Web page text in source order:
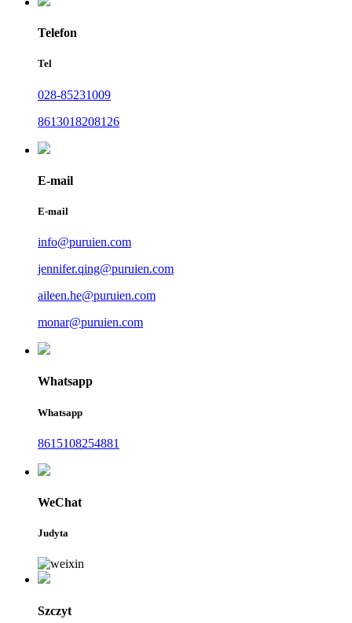
Telefon
Tel
028-85231009
8613018208126
E-mail
E-mail
info@puruien.com
jennifer.qing@puruien.com
aileen.he@puruien.com
monar@puruien.com
Whatsapp
Whatsapp
8615108254881
WeChat
Judyta
Szczyt